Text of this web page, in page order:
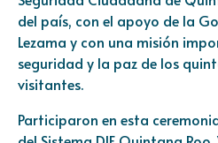
del país, con el apoyo de la
Lezama y con una misión
seguridad y la paz de los
visitantes.
Participaron en esta